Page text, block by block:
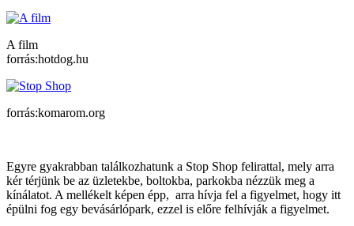
A film
forrás:hotdog.hu
forrás:komarom.org
Egyre gyakrabban találkozhatunk a Stop Shop felirattal, mely arra
kér térjünk be az üzletekbe, boltokba, parkokba nézzük meg a
kínálatot. A mellékelt képen épp, arra hívja fel a figyelmet, hogy itt
épülni fog egy bevásárlópark, ezzel is előre felhívják a figyelmet.